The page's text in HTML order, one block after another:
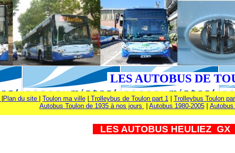
LES AUTOBUS DE
Plan du site Toulon ma ville| Trolleybus de Toulon part 1| Trolleybus Toulon
Autobus Toulon de 1935 à nos jours
Autobus 1980-2005| Autobus
LES AUTOBUS HEULIEZ GX